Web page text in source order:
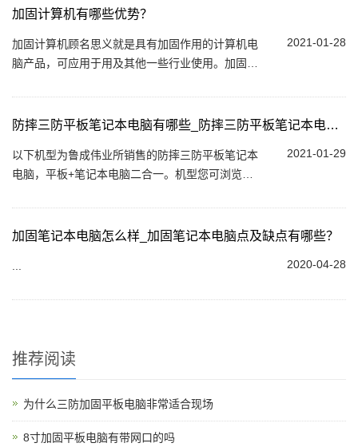
加固计算机有哪些优势？
2021-01-28
加固计算机顾名思义就是具有加固作用的计算机电
脑产品，可应用于用及其他一些行业使用。加固计
防摔三防平板笔记本电脑有哪些_防摔三防平板笔记本电脑汇总
2021-01-29
以下机型为鲁成伟业所销售的防摔三防平板笔记本
电脑，平板+笔记本电脑二合一。机型您可浏览官
选型推荐服务。...
加固笔记本电脑怎么样_加固笔记本电脑点及缺点有哪些？
2020-04-28
推荐阅读
为什么三防加固平板电脑非常适合现场
8寸加固平板电脑有带网口的吗